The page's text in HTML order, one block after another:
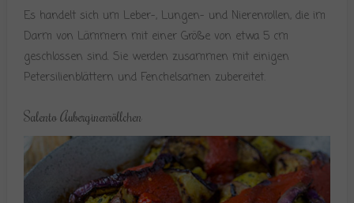
Es handelt sich um Leber-, Lungen- und Nierenrollen, die im
Darm von Lämmern mit einer Größe von etwa 5 cm
geschlossen sind. Sie werden zusammen mit einigen
Petersilienblättern und Fenchelsamen zubereitet.
Salento Auberginenröllchen